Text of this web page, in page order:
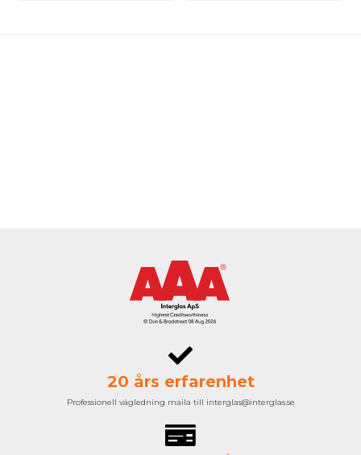
20 års erfarenhet
Professionell vägledning maila till interglas@interglas.se